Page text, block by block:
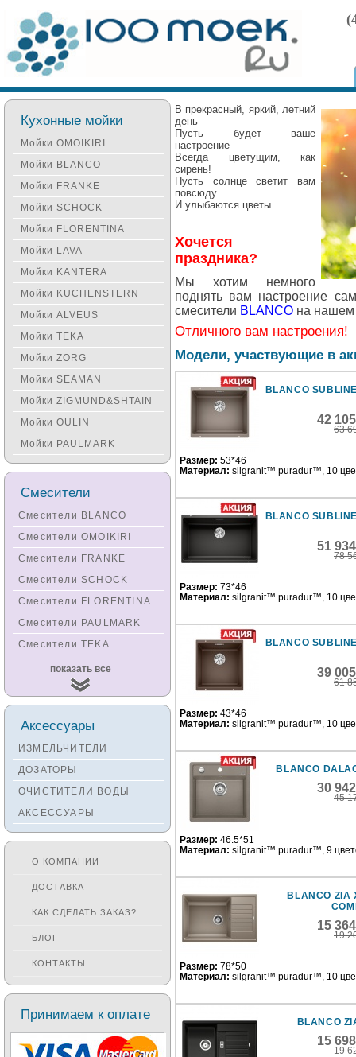
В прекрасный, яркий, летний
день
Пусть будет ваше
настроение
Всегда цветущим, как
сирень!
Пусть солнце светит вам
повсюду
И улыбаются цветы..
Хочется
праздника?
Мы хотим немного
поднять вам настроение
смесители BLANCO на нашем
Отличного вам настроения!
Модели, участвующие в
BLANCO
42
63
Размер: 53*46
Материал: silgranit™ puradur™, 10
BLANCO
51
78
Размер: 73*46
Материал: silgranit™ puradur™, 10
BLANCO
39
61
Размер: 43*46
Материал: silgranit™ puradur™, 10
BLANCO
30
45
Размер: 46.5*51
Материал: silgranit™ puradur™, 9
BLANCO ZIA
15
19
Размер: 78*50
Материал: silgranit™ puradur™, 10
BLANCO
15
19
Кухонные мойки
Мойки OMOIKIRI
Мойки BLANCO
Мойки FRANKE
Мойки SCHOCK
Мойки FLORENTINA
Мойки LAVA
Мойки KANTERA
Мойки KUCHENSTERN
Мойки ALVEUS
Мойки TEKA
Мойки ZORG
Мойки SEAMAN
Мойки ZIGMUND&SHTAIN
Мойки OULIN
Мойки PAULMARK
Смесители
Смесители BLANCO
Смесители OMOIKIRI
Смесители FRANKE
Смесители SCHOCK
Смесители FLORENTINA
Смесители PAULMARK
Смесители TEKA
Смесители
KUCHENSTERN
Смесители ZORG
Смесители KANTERA
Смесители SEAMAN
Смесители
Zigmund&Shtain
Смесители OULIN
Смесители под бронзу
показать все
Аксессуары
ИЗМЕЛЬЧИТЕЛИ
ДОЗАТОРЫ
ОЧИСТИТЕЛИ ВОДЫ
АКСЕССУАРЫ
О КОМПАНИИ
ДОСТАВКА
КАК СДЕЛАТЬ ЗАКАЗ?
БЛОГ
КОНТАКТЫ
Принимаем к оплате